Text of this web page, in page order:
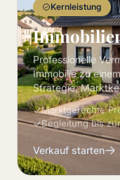
Kernleistung
Professionelle
Immobilie zu
Strategie,
Marktgerechte
Begleitung bis
Verkauf starten